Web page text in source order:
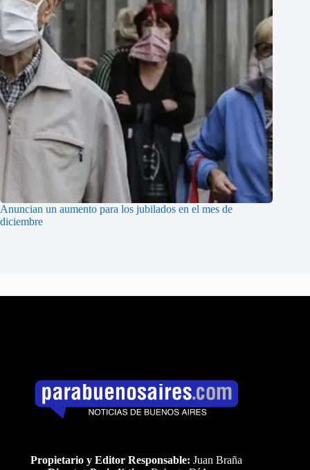
Anuncian un aumento para los jubilados en el mes de
diciembre
Propietario y Editor Responsable: Juan Braña